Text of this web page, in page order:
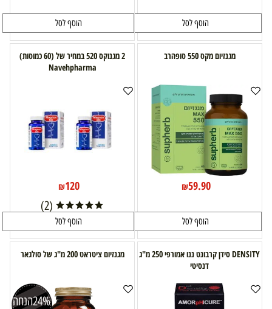
הוסף לסל הוסף לסל
מגנזיום מקס 550 סופהרב
₪59.90
הוסף לסל
2 מגנוקס 520 במחיר של (60 כמוסות)
Navehpharma
₪120
(2)
הוסף לסל
DENSITY סידן קרבונט ננו אמורפי 250 מ"ג
דנסיטי
מגנזיום ציטראט 200 מ"ג של סולגאר
24%הנחה